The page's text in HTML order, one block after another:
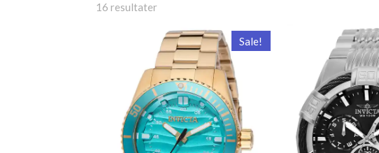
16 resultater
Sale!